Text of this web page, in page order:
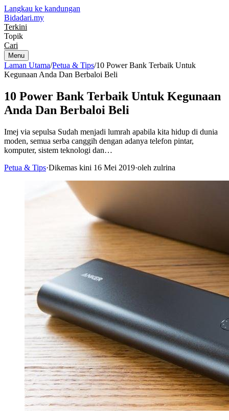
Langkau ke kandungan
Bidadari.my
Terkini
Topik
Cari
Menu
Laman Utama/Petua & Tips/10 Power Bank Terbaik Untuk
Kegunaan Anda Dan Berbaloi Beli
10 Power Bank Terbaik Untuk Kegunaan
Anda Dan Berbaloi Beli
Imej via sepulsa Sudah menjadi lumrah apabila kita hidup di dunia
moden, semua serba canggih dengan adanya telefon pintar,
komputer, sistem teknologi dan…
Petua & Tips·Dikemas kini 16 Mei 2019·oleh zulrina